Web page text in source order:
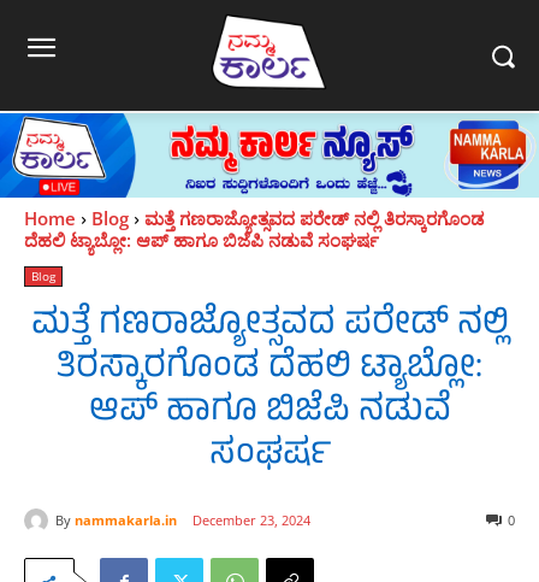
Home Blog
ಮತ್ತೆ ಗಣರಾಜ್ಯೋತ್ಸವದ ಪರೇಡ್ ನಲ್ಲಿ ತಿರಸ್ಕಾರಗೊಂಡ
ದೆಹಲಿ ಟ್ಯಾಬ್ಲೋ: ಆಪ್ ಹಾಗೂ ಬಿಜೆಪಿ ನಡುವೆ ಸಂಘರ್ಷ
Blog
ಮತ್ತೆ ಗಣರಾಜ್ಯೋತ್ಸವದ ಪರೇಡ್ ನಲ್ಲಿ
ತಿರಸ್ಕಾರಗೊಂಡ ದೆಹಲಿ ಟ್ಯಾಬ್ಲೋ:
ಆಪ್ ಹಾಗೂ ಬಿಜೆಪಿ ನಡುವೆ
ಸಂಘರ್ಷ
By nammakarla.in December 23, 2024 0